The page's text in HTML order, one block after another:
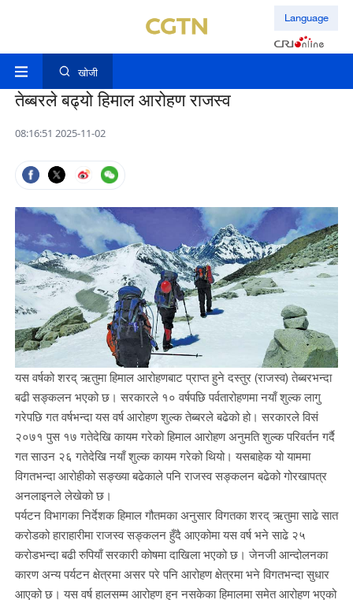
Language
खोजी
तेब्बरले बढ्यो हिमाल आरोहण राजस्व
08:16:51 2025-11-02
यस वर्षको शरद् ऋतुमा हिमाल आरोहणबाट प्राप्त हुने दस्तुर (राजस्व) तेब्बरभन्दा
बढी सङ्कलन भएको छ। सरकारले १० वर्षपछि पर्वतारोहणमा नयाँ शुल्क लागु
गरेपछि गत वर्षभन्दा यस वर्ष आरोहण शुल्क तेब्बरले बढेको हो। सरकारले विसं
२०७१ पुस १७ गतेदेखि कायम गरेको हिमाल आरोहण अनुमति शुल्क परिवर्तन गर्दै
गत साउन २६ गतेदेखि नयाँ शुल्क कायम गरेको थियो। यसबाहेक यो याममा
विगतभन्दा आरोहीको सङ्ख्या बढेकाले पनि राजस्व सङ्कलन बढेको गोरखापत्र
अनलाइनले लेखेको छ।
पर्यटन विभागका निर्देशक हिमाल गौतमका अनुसार विगतका शरद् ऋतुमा साढे सात
करोडको हाराहारीमा राजस्व सङ्कलन हुँदै आएकोमा यस वर्ष भने साढे २५
करोडभन्दा बढी रुपियाँ सरकारी कोषमा दाखिला भएको छ। जेनजी आन्दोलनका
कारण अन्य पर्यटन क्षेत्रमा असर परे पनि आरोहण क्षेत्रमा भने विगतभन्दा सुधार
आएको छ। यस वर्ष हालसम्म आरोहण हुन नसकेका हिमालमा समेत आरोहण भएको